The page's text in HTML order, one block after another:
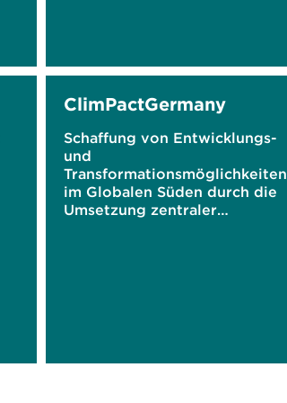
ClimPactGermany
Schaffung von Entwicklungs-
und
Transformationsmöglichkeiten
im Globalen Süden durch die
Umsetzung zentraler